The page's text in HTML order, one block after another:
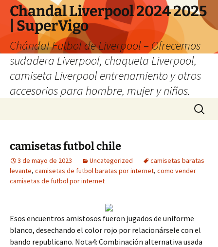
Chandal Liverpool 2024 2025
| SuperVigo
Chándal Futbol de Liverpool – Ofrecemos
sudadera Liverpool, chaqueta Liverpool,
camiseta Liverpool entrenamiento y otros
accesorios para hombre, mujer y niños.
Buscar:
camisetas futbol chile
3 de mayo de 2023 Uncategorized
camisetas baratas
levante, camisetas de futbol baratas por internet, como vender
camisetas de futbol por internet
Esos encuentros amistosos fueron jugados de uniforme
blanco, desechando el color rojo por relacionársele con el
bando republicano. Nota4: Combinación alternativa usada